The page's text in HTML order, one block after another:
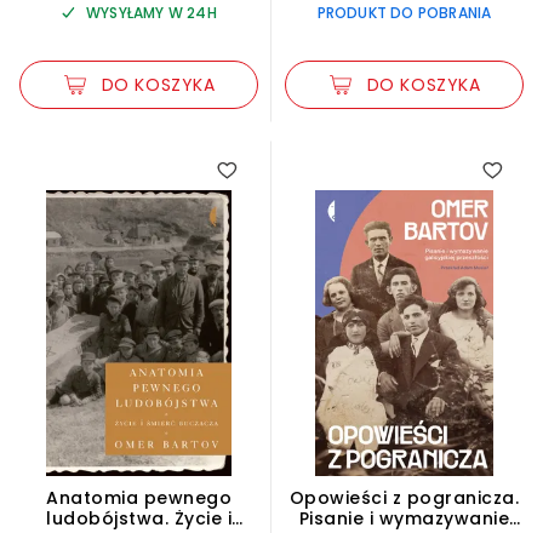
WYSYŁAMY W 24H
DO KOSZYKA
PRODUKT DO POBRANIA
DO KOSZYKA
Anatomia pewnego
ludobójstwa. Życie i
Opowieści z pogranicza.
Pisanie i wymazywanie